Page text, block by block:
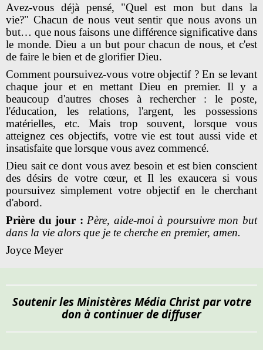
Avez-vous déjà pensé, "Quel est mon but dans la
vie?" Chacun de nous veut sentir que nous avons un
but… que nous faisons une différence significative dans
le monde. Dieu a un but pour chacun de nous, et c'est
de faire le bien et de glorifier Dieu.
Comment poursuivez-vous votre objectif ? En se levant
chaque jour et en mettant Dieu en premier. Il y a
beaucoup d'autres choses à rechercher : le poste,
l'éducation, les relations, l'argent, les possessions
matérielles, etc. Mais trop souvent, lorsque vous
atteignez ces objectifs, votre vie est tout aussi vide et
insatisfaite que lorsque vous avez commencé.
Dieu sait ce dont vous avez besoin et est bien conscient
des désirs de votre cœur, et Il les exaucera si vous
poursuivez simplement votre objectif en le cherchant
d'abord.
Prière du jour : Père, aide-moi à poursuivre mon but
dans la vie alors que je te cherche en premier, amen.
Joyce Meyer
Soutenir les Ministères Média Christ par votre
don à continuer de diffuser